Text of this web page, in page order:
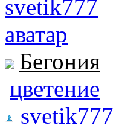
Бегония
цветение
svetik777